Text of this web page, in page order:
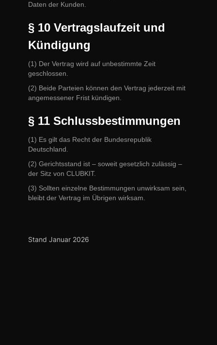
Daten der Kunden.
§ 10 Vertragslaufzeit und
Kündigung
(1) Der Vertrag wird auf unbestimmte Zeit
geschlossen.
(2) Beide Parteien können den Vertrag jederzeit mit
angemessener Frist kündigen.
§ 11 Schlussbestimmungen
(1) Es gilt das Recht der Bundesrepublik
Deutschland.
(2) Gerichtsstand ist – soweit gesetzlich zulässig –
der Sitz von CLUBKIT.
(3) Sollten einzelne Bestimmungen unwirksam sein,
bleibt der Vertrag im Übrigen wirksam.
Stand Januar 2026